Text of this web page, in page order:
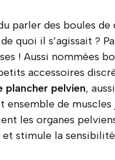
parler des boules de
quoi il s’agissait ?
! Aussi nommées
accessoires
plancher pelvien,
ensemble de
les organes
stimule la sensibilité